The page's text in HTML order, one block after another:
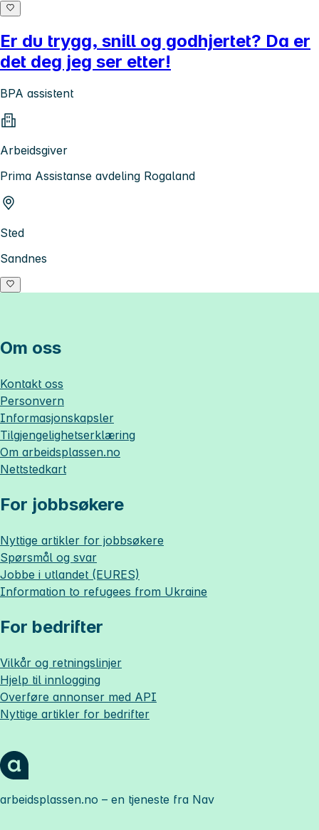
Er du trygg, snill og godhjertet? Da er
det deg jeg ser etter!
BPA assistent
Arbeidsgiver
Prima Assistanse avdeling Rogaland
Sted
Sandnes
Om oss
Kontakt oss
Personvern
Informasjonskapsler
Tilgjengelighetserklæring
Om arbeidsplassen.no
Nettstedkart
For jobbsøkere
Nyttige artikler for jobbsøkere
Spørsmål og svar
Jobbe i utlandet (EURES)
Information to refugees from Ukraine
For bedrifter
Vilkår og retningslinjer
Hjelp til innlogging
Overføre annonser med API
Nyttige artikler for bedrifter
arbeidsplassen.no – en tjeneste fra Nav